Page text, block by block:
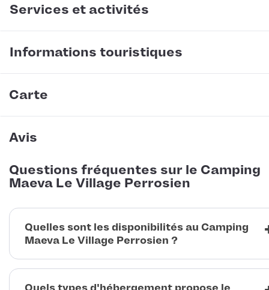
Services et activités
Informations touristiques
Carte
Avis
Questions fréquentes sur le Camping
Maeva Le Village Perrosien
Quelles sont les disponibilités au Camping
Maeva Le Village Perrosien ?